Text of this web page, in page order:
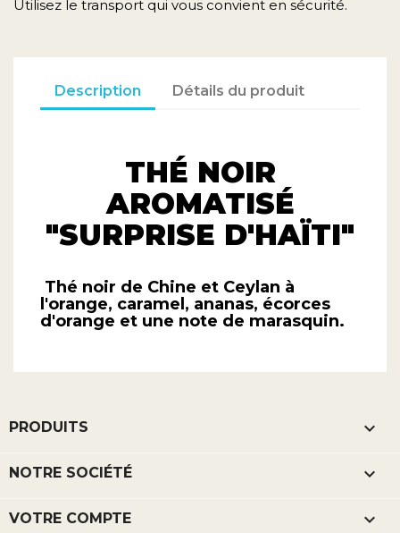
Utilisez le transport qui vous convient en sécurité.
Description Détails du produit
THÉ NOIR
AROMATISÉ
"SURPRISE D'HAÏTI"
Thé noir de Chine et Ceylan à
l'orange, caramel, ananas, écorces
d'orange et une note de marasquin.
PRODUITS 
NOTRE SOCIÉTÉ 
VOTRE COMPTE 